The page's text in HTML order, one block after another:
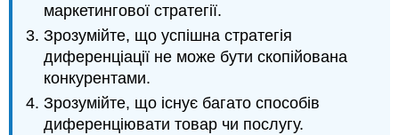
маркетингової стратегії.
Зрозумійте, що успішна стратегія
диференціації не може бути скопійована
конкурентами.
Зрозумійте, що існує багато способів
диференціювати товар чи послугу.